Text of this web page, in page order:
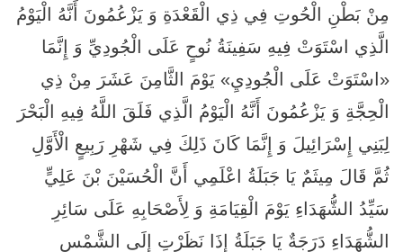
مِنْ بَطْنِ الْحُوتِ فِي ذِي الْقَعْدَةِ وَ يَزْعُمُونَ أَنَّهُ الْيَوْمُ
الَّذِي اسْتَوَتْ فِيهِ سَفِينَةُ نُوحٍ عَلَى الْجُودِيِّ وَ إِنَّمَا
«اسْتَوَتْ عَلَى الْجُودِيِ»‏ يَوْمَ الثَّامِنَ عَشَرَ مِنْ ذِي
الْحِجَّةِ وَ يَزْعُمُونَ أَنَّهُ الْيَوْمُ الَّذِي فَلَقَ اللَّهُ فِيهِ الْبَحْرَ
لِبَنِي إِسْرَائِيلَ وَ إِنَّمَا كَانَ ذَلِكَ فِي شَهْرِ رَبِيعٍ الْأَوَّلِ
ثُمَّ قَالَ مِيثَمٌ يَا جَبَلَةُ اعْلَمِي أَنَّ الْحُسَيْنَ بْنَ عَلِيٍّ
سَيِّدُ الشُّهَدَاءِ يَوْمَ الْقِيَامَةِ وَ لِأَصْحَابِهِ عَلَى سَائِرِ
الشُّهَدَاءِ دَرَجَةٌ يَا جَبَلَةُ إِذَا نَظَرْتِ إِلَى الشَّمْسِ